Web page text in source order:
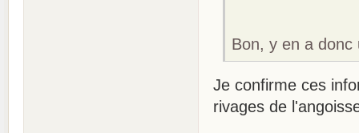
Bon, y en a
Je confirme ces
rivages de